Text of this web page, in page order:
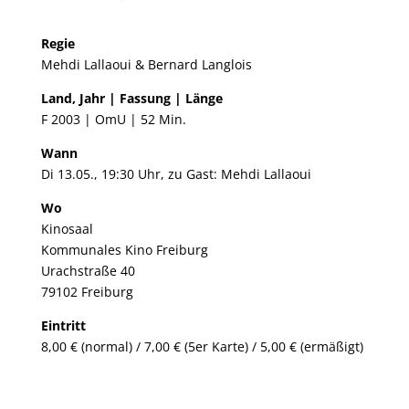
Regie
Mehdi Lallaoui & Bernard Langlois
Land, Jahr | Fassung | Länge
F 2003 | OmU | 52 Min.
Wann
Di 13.05., 19:30 Uhr, zu Gast: Mehdi Lallaoui
Wo
Kinosaal
Kommunales Kino Freiburg
Urachstraße 40
79102 Freiburg
Eintritt
8,00 € (normal) / 7,00 € (5er Karte) / 5,00 € (ermäßigt)